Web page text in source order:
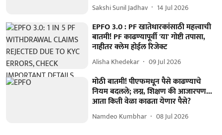
Sakshi Sunil Jadhav 14 Jul 2026
EPFO 3.0 : PF खातेधारकांसाठी महत्त्वाची
बातमी! PF काढण्यापूर्वी 'या' गोष्टी तपासा,
नाहीतर क्लेम होईल रिजेक्ट
Alisha Khedekar 09 Jul 2026
मोठी बातमी! पीएफमधून पैसे काढण्याचे
नियम बदलले; लग्न, शिक्षण की आजारपण...
आता किती वेळा काढता येणार पैसे?
Namdeo Kumbhar 08 Jul 2026